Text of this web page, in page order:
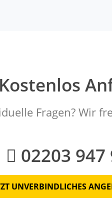
Kostenlos
Fragen? Wir
02203 947
UNVERBINDLICHES